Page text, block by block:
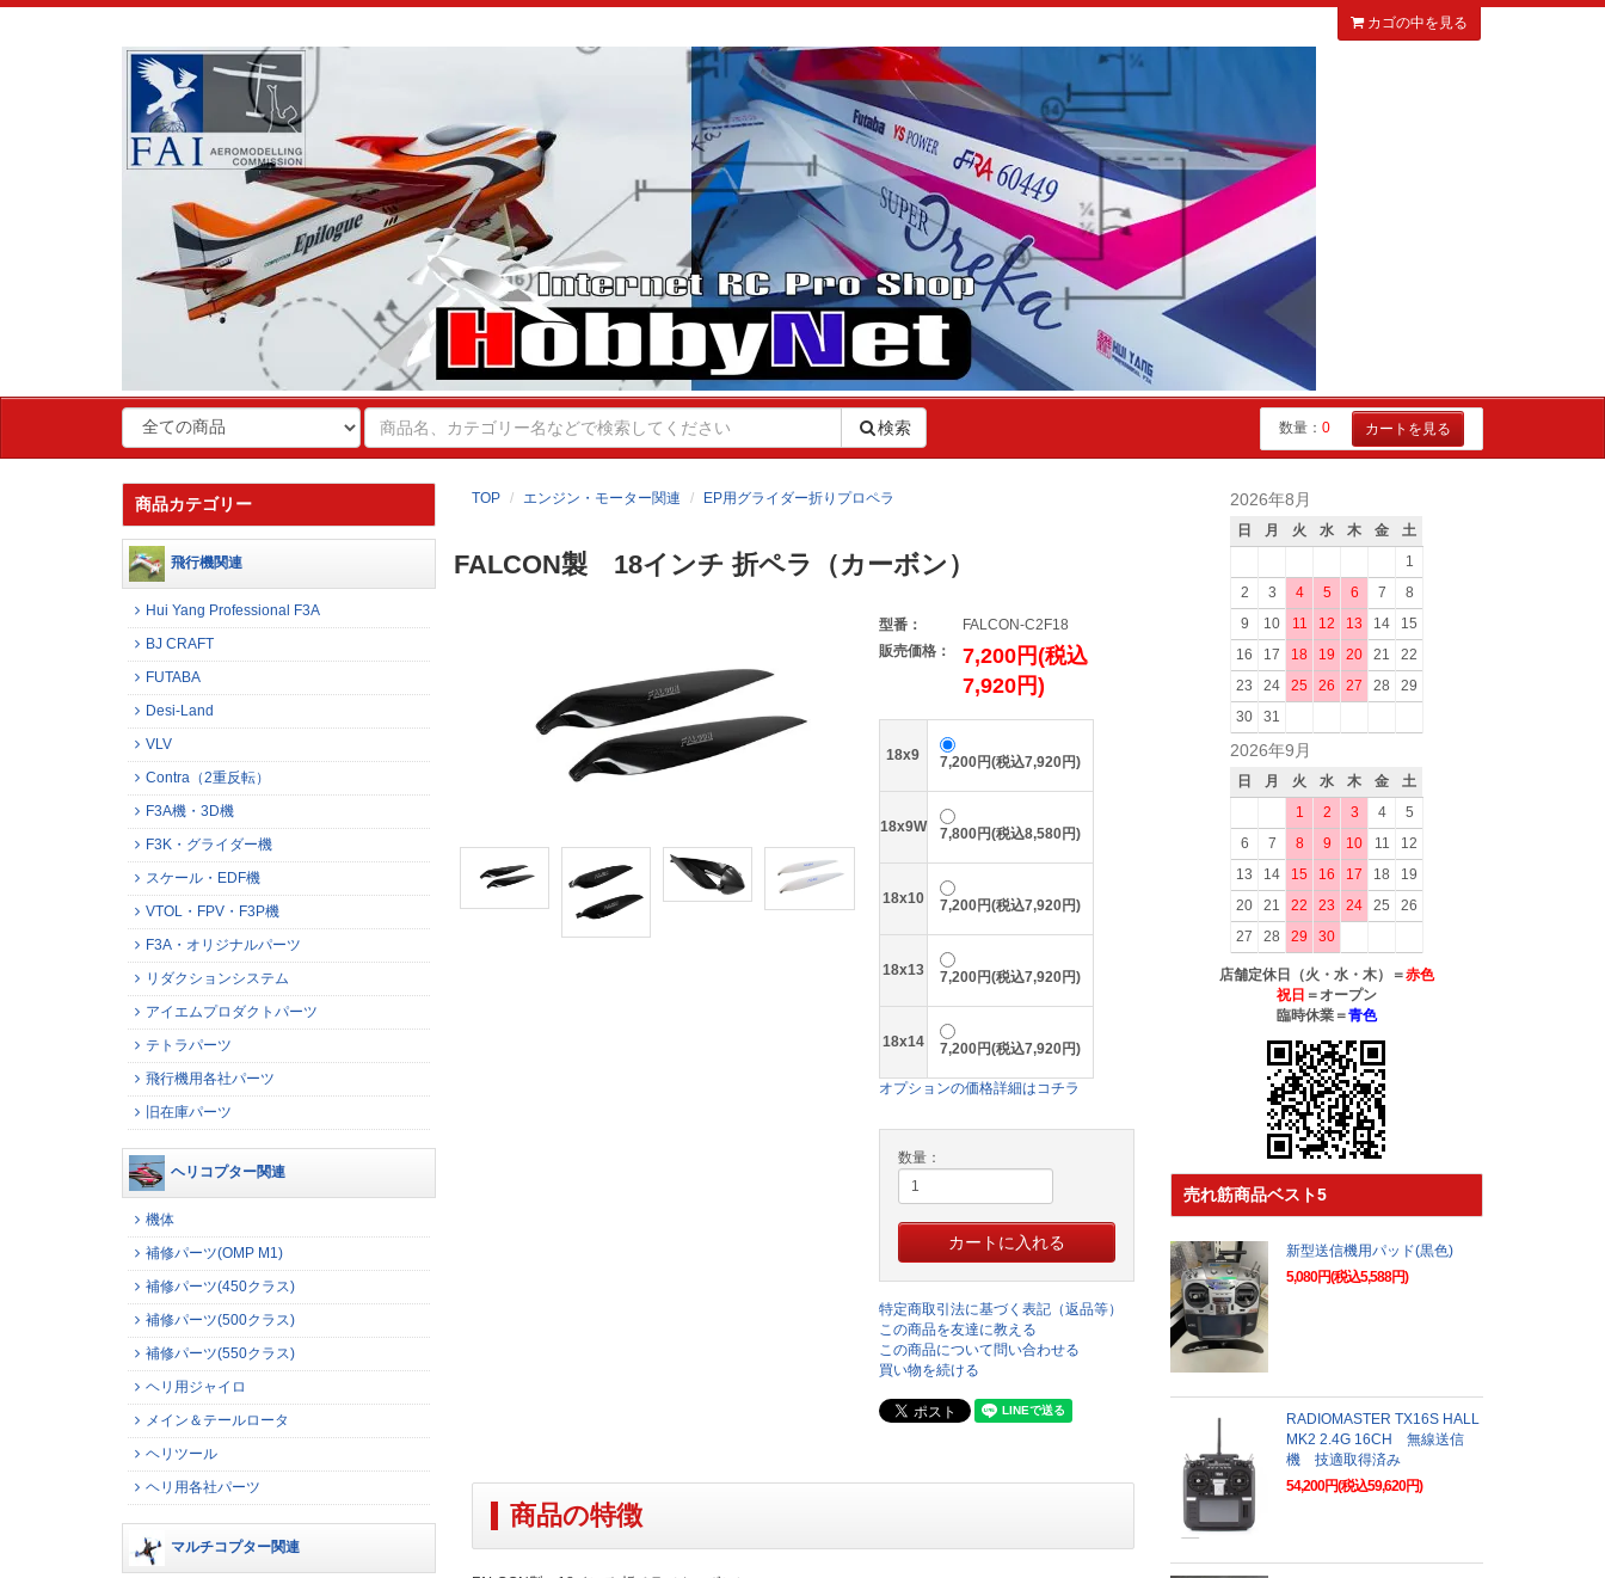
カゴの中を見る
検索 数量： 0 カートを見る
TOP エンジン・モーター関連 EP用グライダー折りプロペラ
FALCON製 18インチ 折ペラ（カーボン）
型番：
FALCON-C2F18
販売価格：
7,200円(税込
7,920円)
18x9 7,200円(税込7,920円)
18x9W 7,800円(税込8,580円)
18x10 7,200円(税込7,920円)
18x13 7,200円(税込7,920円)
18x14 7,200円(税込7,920円)
オプションの価格詳細はコチラ
数量：
特定商取引法に基づく表記（返品等）
この商品を友達に教える
この商品について問い合わせる
買い物を続ける
商品の特徴
商品カテゴリー
飛行機関連
Hui Yang Professional F3A
BJ CRAFT
FUTABA
Desi-Land
VLV
Contra（2重反転）
F3A機・3D機
F3K・グライダー機
スケール・EDF機
VTOL・FPV・F3P機
F3A・オリジナルパーツ
リダクションシステム
アイエムプロダクトパーツ
テトラパーツ
飛行機用各社パーツ
旧在庫パーツ
ヘリコプター関連
機体
補修パーツ(OMP M1)
補修パーツ(450クラス)
補修パーツ(500クラス)
補修パーツ(550クラス)
ヘリ用ジャイロ
メイン＆テールロータ
ヘリツール
ヘリ用各社パーツ
マルチコプター関連
2026年8月
日 月 火 水 木 金
土
1
2
3 4 5 6 7
8
9
10 11 12 13 14
15
16
17 18 19 20 21
22
23
24 25 26 27 28
29
30
31
2026年9月
日 月 火 水 木 金
土
1
2 3 4
5
6
7 8 9 10 11
12
13
14 15 16 17 18
19
20
21 22 23 24 25
26
27
28 29 30
店舗定休日（火・水・木）＝赤色
祝日 ＝オープン
臨時休業＝青色
売れ筋商品ベスト5
新型送信機用パッド(黒色)
5,080円(税込5,588円)
RADIOMASTER TX16S HALL
MK2 2.4G 16CH 無線送信
機 技適取得済み
54,200円(税込59,620円)